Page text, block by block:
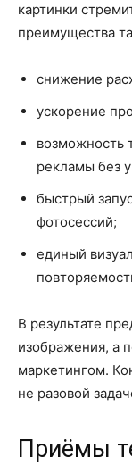
картинки
преимущества
снижение
ускорение
возможность
рекламы без
быстрый
фотосессий;
единый
В результате
изображения, а
маркетингом.
не разовой
Приёмы